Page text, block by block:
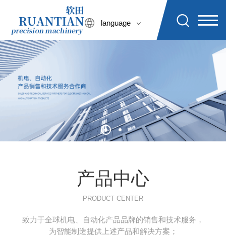
language
产品中心
PRODUCT CENTER
致力于全球机电、自动化产品品牌的销售和技术服务，
为智能制造提供上述产品和解决方案；